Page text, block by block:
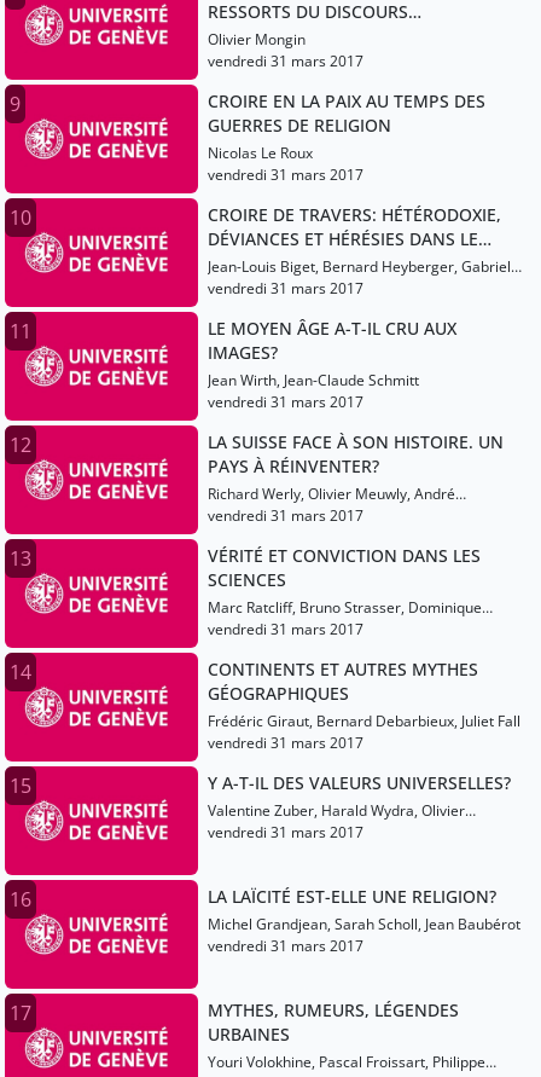
RESSORTS DU DISCOURS
PROPHÉTIQUE
Olivier Mongin
vendredi 31 mars 2017
9
CROIRE EN LA PAIX AU TEMPS DES
GUERRES DE RELIGION
Nicolas Le Roux
vendredi 31 mars 2017
10
CROIRE DE TRAVERS: HÉTÉRODOXIE,
DÉVIANCES ET HÉRÉSIES DANS LE
CHRISTIANISME ET L’ISLAM
Jean-Louis Biget, Bernard Heyberger, Gabriel
Martinez-Gros
vendredi 31 mars 2017
11
LE MOYEN ÂGE A-T-IL CRU AUX
IMAGES?
Jean Wirth, Jean-Claude Schmitt
vendredi 31 mars 2017
12
LA SUISSE FACE À SON HISTOIRE. UN
PAYS À RÉINVENTER?
Richard Werly, Olivier Meuwly, André
Crettenand
vendredi 31 mars 2017
13
VÉRITÉ ET CONVICTION DANS LES
SCIENCES
Marc Ratcliff, Bruno Strasser, Dominique
Pestre
vendredi 31 mars 2017
14
CONTINENTS ET AUTRES MYTHES
GÉOGRAPHIQUES
Frédéric Giraut, Bernard Debarbieux, Juliet Fall
vendredi 31 mars 2017
15 Y A-T-IL DES VALEURS UNIVERSELLES?
Valentine Zuber, Harald Wydra, Olivier
Grenouilleau
vendredi 31 mars 2017
16 LA LAÏCITÉ EST-ELLE UNE RELIGION?
Michel Grandjean, Sarah Scholl, Jean Baubérot
vendredi 31 mars 2017
17
MYTHES, RUMEURS, LÉGENDES
URBAINES
Youri Volokhine, Pascal Froissart, Philippe